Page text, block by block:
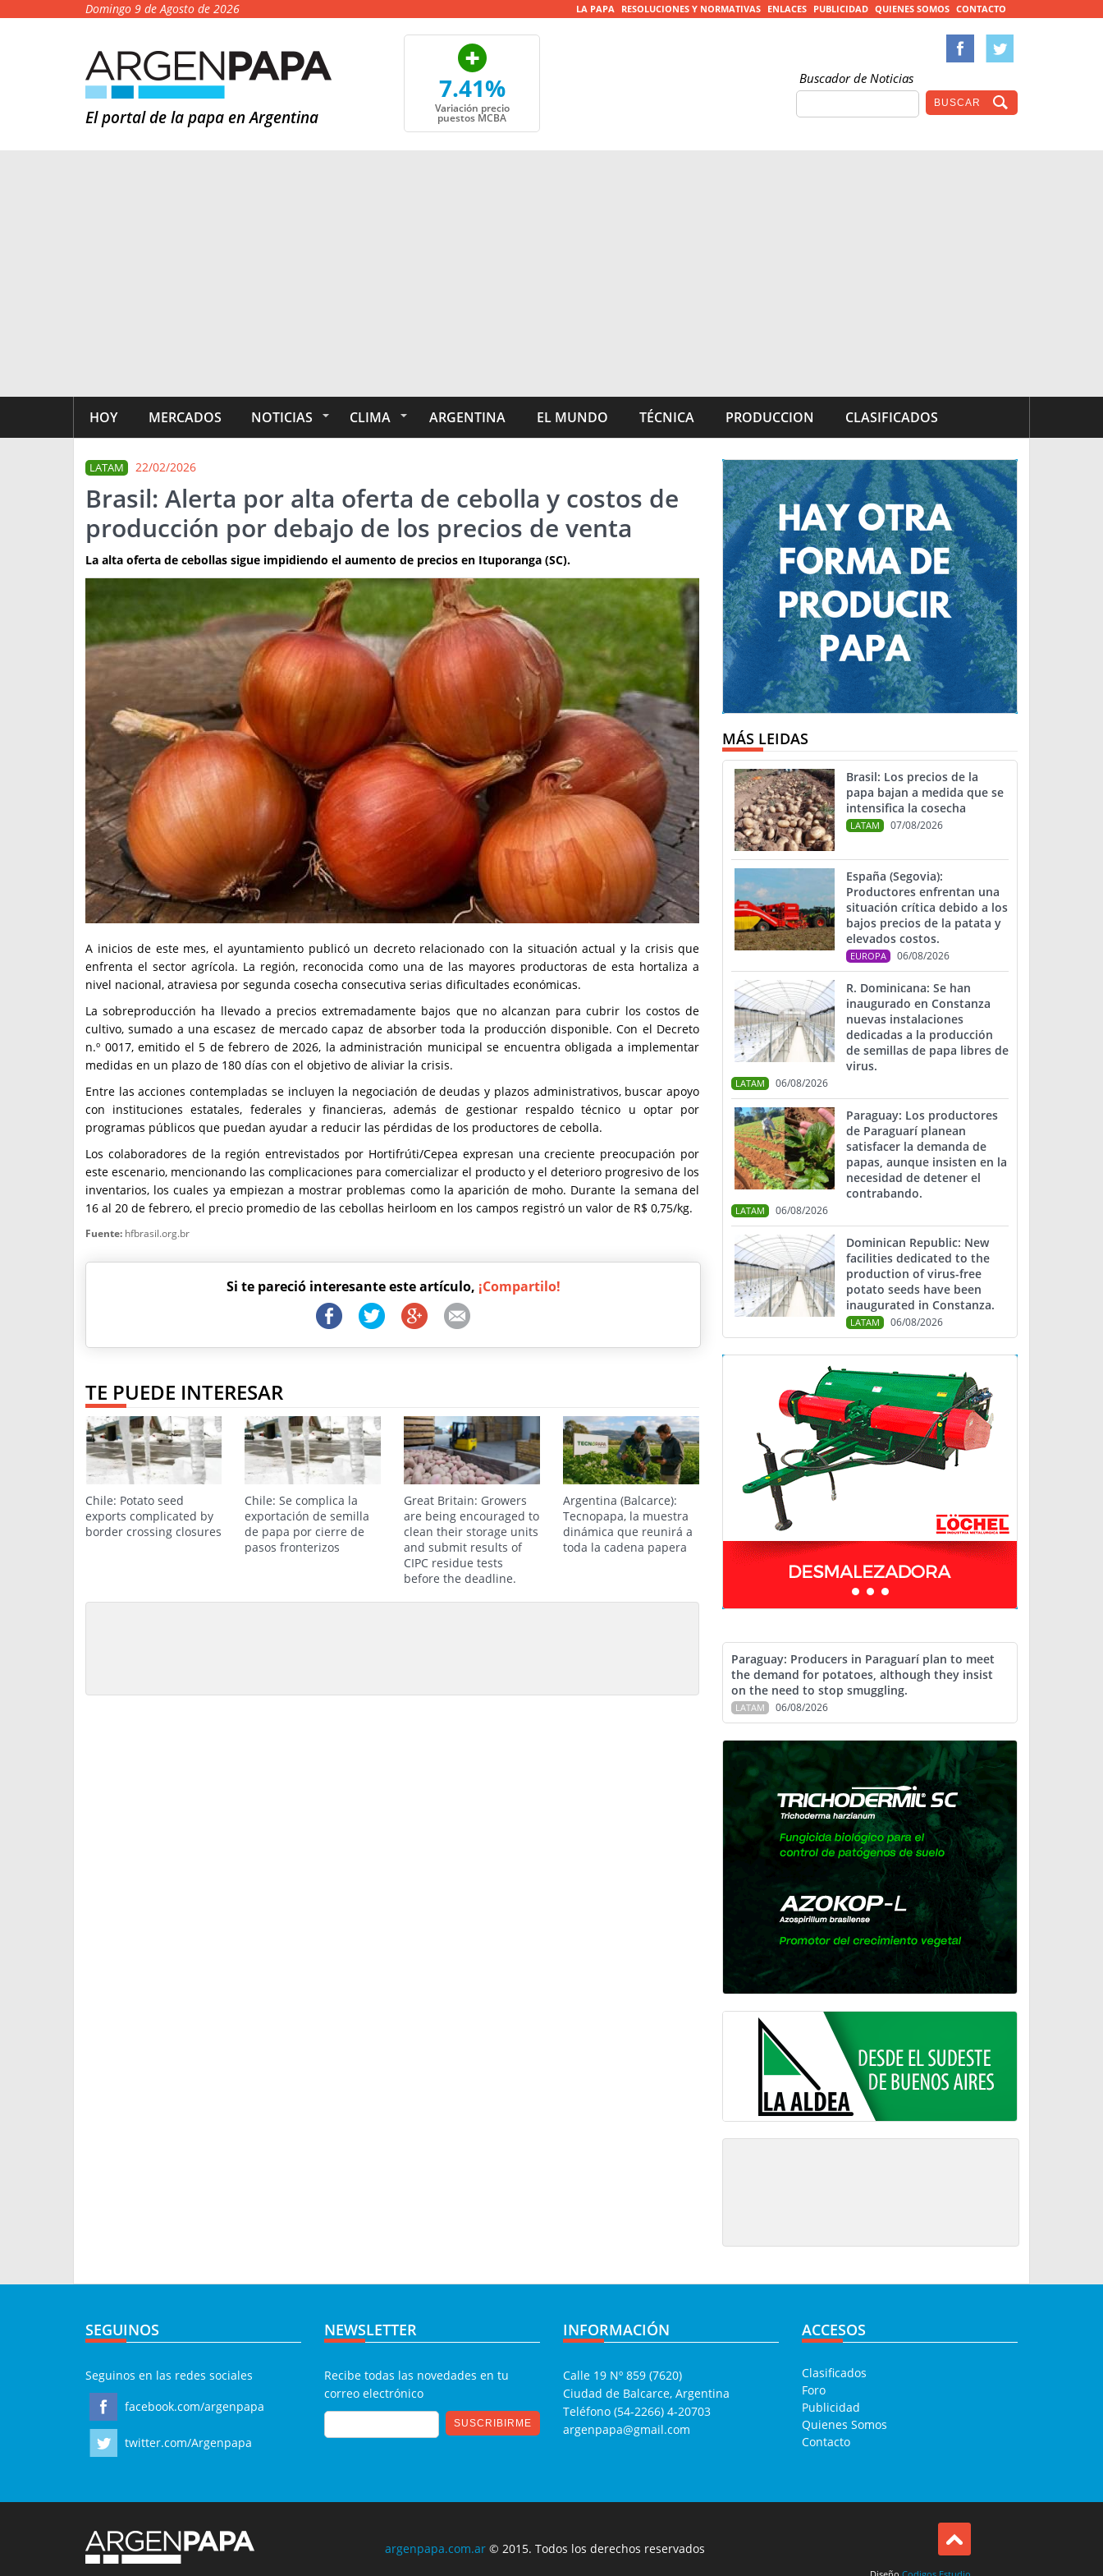
Domingo 9 de Agosto de 2026 LA PAPA RESOLUCIONES Y NORMATIVAS ENLACES PUBLICIDAD QUIENES SOMOS CONTACTO
El portal de la papa en Argentina
7.41%
Variación precio
puestos MCBA
Buscador de Noticias
HOY MERCADOS NOTICIAS CLIMA ARGENTINA EL MUNDO TÉCNICA PRODUCCION CLASIFICADOS
LATAM 22/02/2026
Brasil: Alerta por alta oferta de cebolla y costos de
producción por debajo de los precios de venta
La alta oferta de cebollas sigue impidiendo el aumento de precios en Ituporanga (SC).
A inicios de este mes, el ayuntamiento publicó un decreto relacionado con la situación actual y la crisis que
enfrenta el sector agrícola. La región, reconocida como una de las mayores productoras de esta hortaliza a
nivel nacional, atraviesa por segunda cosecha consecutiva serias dificultades económicas.
La sobreproducción ha llevado a precios extremadamente bajos que no alcanzan para cubrir los costos de
cultivo, sumado a una escasez de mercado capaz de absorber toda la producción disponible. Con el Decreto
n.º 0017, emitido el 5 de febrero de 2026, la administración municipal se encuentra obligada a implementar
medidas en un plazo de 180 días con el objetivo de aliviar la crisis.
Entre las acciones contempladas se incluyen la negociación de deudas y plazos administrativos, buscar apoyo
con instituciones estatales, federales y financieras, además de gestionar respaldo técnico u optar por
programas públicos que puedan ayudar a reducir las pérdidas de los productores de cebolla.
Los colaboradores de la región entrevistados por Hortifrúti/Cepea expresan una creciente preocupación por
este escenario, mencionando las complicaciones para comercializar el producto y el deterioro progresivo de los
inventarios, los cuales ya empiezan a mostrar problemas como la aparición de moho. Durante la semana del
16 al 20 de febrero, el precio promedio de las cebollas heirloom en los campos registró un valor de R$ 0,75/kg.
Fuente: hfbrasil.org.br
Si te pareció interesante este artículo, ¡Compartilo!
TE PUEDE INTERESAR
Chile: Potato seed
exports complicated by
border crossing closures
Chile: Se complica la
exportación de semilla
de papa por cierre de
pasos fronterizos
Great Britain: Growers
are being encouraged to
clean their storage units
and submit results of
CIPC residue tests
before the deadline.
Argentina (Balcarce):
Tecnopapa, la muestra
dinámica que reunirá a
toda la cadena papera
MÁS LEIDAS
Brasil: Los precios de la
papa bajan a medida que se
intensifica la cosecha
LATAM 07/08/2026
España (Segovia):
Productores enfrentan una
situación crítica debido a los
bajos precios de la patata y
elevados costos.
EUROPA 06/08/2026
R. Dominicana: Se han
inaugurado en Constanza
nuevas instalaciones
dedicadas a la producción
de semillas de papa libres de
virus.
LATAM 06/08/2026
Paraguay: Los productores
de Paraguarí planean
satisfacer la demanda de
papas, aunque insisten en la
necesidad de detener el
contrabando.
LATAM 06/08/2026
Dominican Republic: New
facilities dedicated to the
production of virus-free
potato seeds have been
inaugurated in Constanza.
LATAM 06/08/2026
Paraguay: Producers in Paraguarí plan to meet
the demand for potatoes, although they insist
on the need to stop smuggling.
LATAM 06/08/2026
SEGUINOS
Seguinos en las redes sociales
facebook.com/argenpapa
twitter.com/Argenpapa
NEWSLETTER
Recibe todas las novedades en tu
correo electrónico
INFORMACIÓN
Calle 19 Nº 859 (7620)
Ciudad de Balcarce, Argentina
Teléfono (54-2266) 4-20703
argenpapa@gmail.com
ACCESOS
Clasificados
Foro
Publicidad
Quienes Somos
Contacto
argenpapa.com.ar© 2015. Todos los derechos reservados